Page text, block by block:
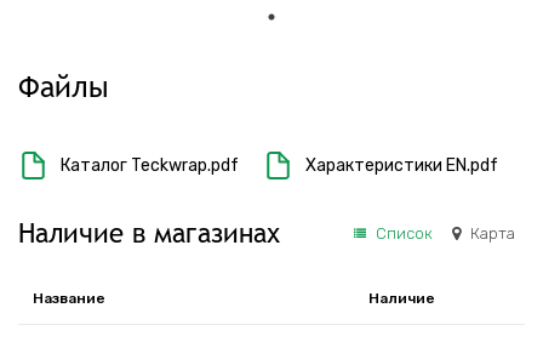
Файлы
Каталог Teckwrap.pdf Характеристики EN.pdf
Наличие в магазинах Список Карта
Название Наличие